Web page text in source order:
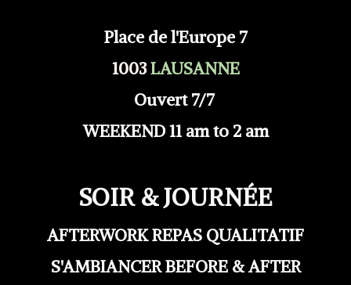
Place de l'Europe 7
1003LAUSANNE
Ouvert 7/7
WEEKEND 11 am to 2 am
SOIR & JOURNÉE
AFTERWORK REPAS QUALITATIF
S'AMBIANCER BEFORE & AFTER